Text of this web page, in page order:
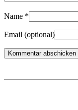
Name *
Email (optional)